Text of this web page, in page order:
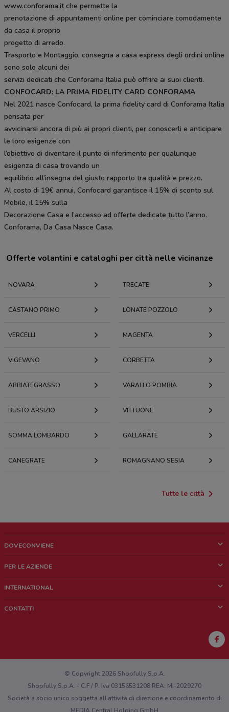
www.conforama.it che permette la
prenotazione di appuntamenti online per cominciare comodamente
da casa il proprio
progetto di arredo.
Trasporto e Montaggio, consegna a casa express degli ordini online
sono solo alcuni dei
servizi dedicati che Conforama Italia può offrire ai suoi clienti.
CONFOCARD: LA PRIMA FIDELITY CARD CONFORAMA
Nel 2021 nasce Confocard, la prima fidelity card di Conforama Italia
pensata per
avvicinarsi ancora di più ai propri clienti, per conoscerli e anticipare
le loro esigenze con
l’obiettivo di diventare il punto di riferimento per qualunque
esigenza di casa trovando un
equilibrio all’insegna del giusto rapporto tra qualità e prezzo.
Al costo di 19€ annui, Confocard garantisce il 15% di sconto sul
Mobile, il 15% sulla
Decorazione Casa e l’accesso ad offerte dedicate tutto l’anno.
Conforama, Da Casa Nasce Casa.
Offerte volantini e cataloghi per città nelle vicinanze
NOVARA TRECATE
CÀSTANO PRIMO LONATE POZZOLO
VERCELLI MAGENTA
VIGEVANO CORBETTA
ABBIATEGRASSO VARALLO POMBIA
BUSTO ARSIZIO VITTUONE
SOMMA LOMBARDO GALLARATE
CANEGRATE ROMAGNANO SESIA
Tutte le città
DOVECONVIENE
Chi siamo
Lavora con noi
PER LE AZIENDE
Richieste commerciali e marketing
INTERNATIONAL
CONTATTI
Hai un malfunzionamento sul web o sull'app?
© Copyright 2026 Shopfully S.p.A.
Shopfully S.p.A. - C.F / P. Iva 03156531208 REA: MI-2029270
Società a socio unico soggetta all’attività di direzione e coordinamento di